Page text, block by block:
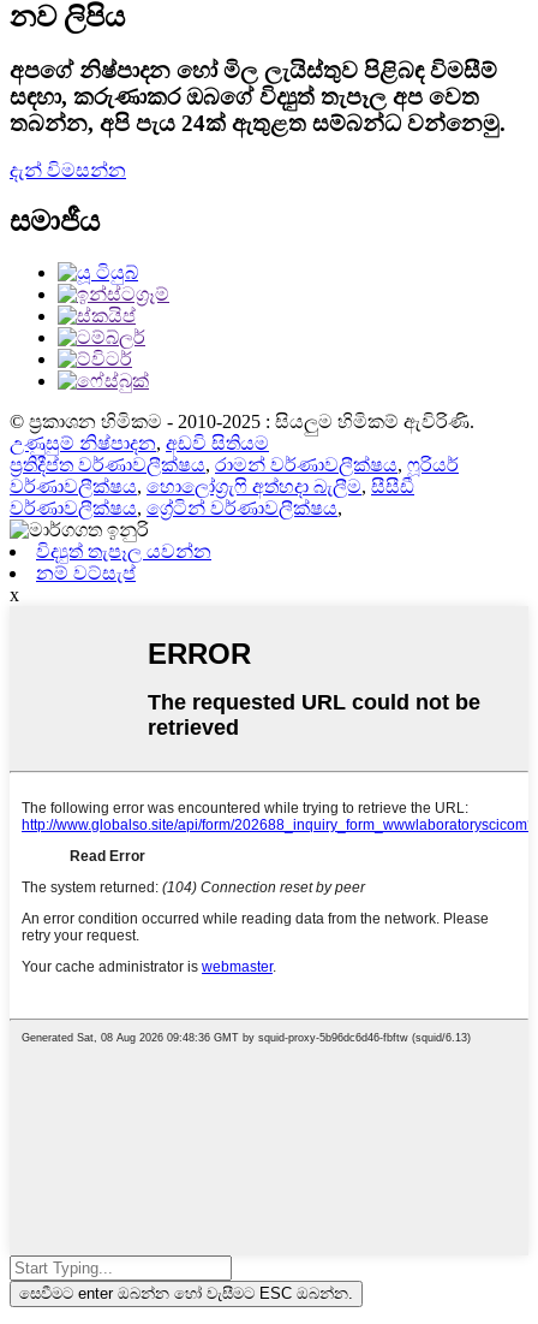
නව ලිපිය
අපගේ නිෂ්පාදන හෝ මිල ලැයිස්තුව පිළිබඳ විමසීම්
සඳහා, කරුණාකර ඔබගේ විද්‍යුත් තැපෑල අප වෙත
තබන්න, අපි පැය 24ක් ඇතුළත සම්බන්ධ වන්නෙමු.
දැන් විමසන්න
සමාජීය
© ප්‍රකාශන හිමිකම - 2010-2025 : සියලුම හිමිකම් ඇවිරිණි.
උණුසුම් නිෂ්පාදන, අඩවි සිතියම
ප්‍රතිදීප්ත වර්ණාවලීක්ෂය, රාමන් වර්ණාවලීක්ෂය, ෆූරියර්
වර්ණාවලීක්ෂය, හොලෝග්‍රැෆි අත්හදා බැලීම, සීසීඩී
වර්ණාවලීක්ෂය, ග්‍රේටින් වර්ණාවලීක්ෂය,
විද්‍යුත් තැපෑල යවන්න
නම් වට්සැප්
x
සෙවීමට enter ඔබන්න හෝ වැසීමට ESC ඔබන්න.